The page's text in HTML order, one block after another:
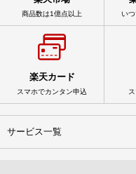
商品数は1億点以上 い
楽天カード
スマホでカンタン申込
サービス一覧